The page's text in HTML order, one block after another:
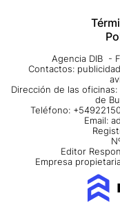
Agencia DIB -
Contactos:
Dirección de las oficinas:
de
Teléfono:
Email:
Editor
Empresa